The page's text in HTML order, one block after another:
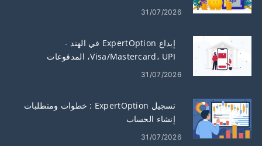
إيداعك
31/07/2026
إيداع ExpertOption في الهند -
Visa/Mastercard، UPI، المدفوعات
الإلكترونية والعملات المشفرة
31/07/2026
تسجيل ExpertOption : خطوات ومتطلبات
إنشاء الحساب
31/07/2026